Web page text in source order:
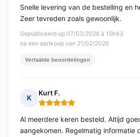
Gepubliceerd op 07/03/2026 à 15h43
na een aankoop van 21/02/2026
Snelle levering van de bestelling en
Zeer tevreden zoals gewoonlijk.
Vertaalde beoordelingen
K
Kurt F.
Opmerking: 5 van 5
Al meerdere keren besteld. Altijd
aangekomen. Regelmatig informatie